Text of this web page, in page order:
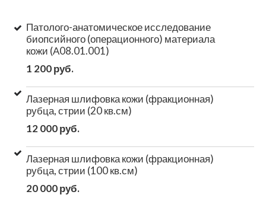
Патолого-анатомическое исследование
биопсийного (операционного) материала
кожи (А08.01.001)
1 200 руб.
Лазерная шлифовка кожи (фракционная)
рубца, стрии (20 кв.см)
12 000 руб.
Лазерная шлифовка кожи (фракционная)
рубца, стрии (100 кв.см)
20 000 руб.